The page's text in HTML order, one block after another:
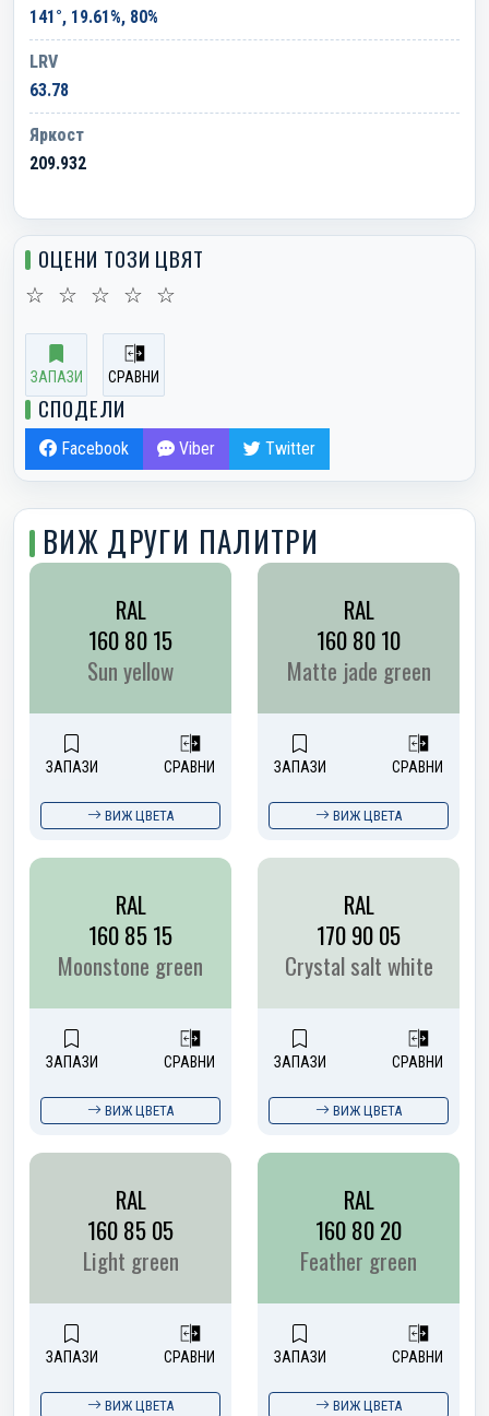
141°, 19.61%, 80%
LRV
63.78
Яркост
209.932
ОЦЕНИ ТОЗИ ЦВЯТ
☆ ☆ ☆ ☆ ☆
ЗАПАЗИ СРАВНИ
СПОДЕЛИ
Facebook Viber Twitter
ВИЖ ДРУГИ ПАЛИТРИ
RAL
160 80 15
Sun yellow
ЗАПАЗИ СРАВНИ
ВИЖ ЦВЕТА
RAL
160 80 10
Matte jade green
ЗАПАЗИ СРАВНИ
ВИЖ ЦВЕТА
RAL
160 85 15
Moonstone green
ЗАПАЗИ СРАВНИ
ВИЖ ЦВЕТА
RAL
170 90 05
Crystal salt white
ЗАПАЗИ СРАВНИ
ВИЖ ЦВЕТА
RAL
160 85 05
Light green
ЗАПАЗИ СРАВНИ
ВИЖ ЦВЕТА
RAL
160 80 20
Feather green
ЗАПАЗИ СРАВНИ
ВИЖ ЦВЕТА